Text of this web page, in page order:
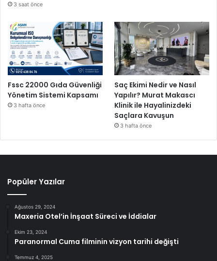
3 saat önce
Fssc 22000 Gıda Güvenliği
Yönetim Sistemi Kapsamı
3 hafta önce
Saç Ekimi Nedir ve Nasıl
Yapılır? Murat Makascı
Klinik ile Hayalinizdeki
Saçlara Kavuşun
3 hafta önce
Popüler Yazılar
Ağustos 29, 2024
Maxeria Otel’in İnşaat Süreci ve İddialar
Ekim 23, 2024
Paranormal Cuma filminin vizyon tarihi değişti
Temmuz 4, 2025